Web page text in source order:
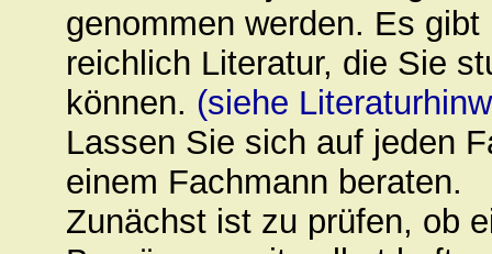
genommen werden. Es gibt
reichlich Literatur, die Sie
können. (siehe
Lassen Sie sich auf jeden
einem Fachmann beraten.
Zunächst ist zu prüfen, ob